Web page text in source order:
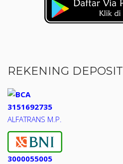
REKENING DEPOSIT
3151692735
ALFATRANS M.P.
3000055005